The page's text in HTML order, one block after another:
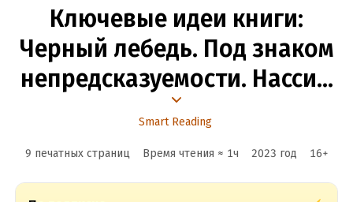
Ключевые идеи книги:
Черный лебедь. Под знаком
непредсказуемости. Нассим
Талеб
Smart Reading
9 печатных страниц Время чтения ≈ 1ч 2023 год 16+